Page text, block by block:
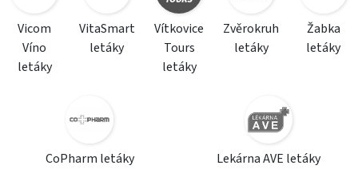
Vicom
Víno
letáky
VitaSmart
letáky
Vítkovice
Tours
letáky
Zvěrokruh
letáky
Žabka
letáky
CoPharm letáky Lekárna AVE letáky